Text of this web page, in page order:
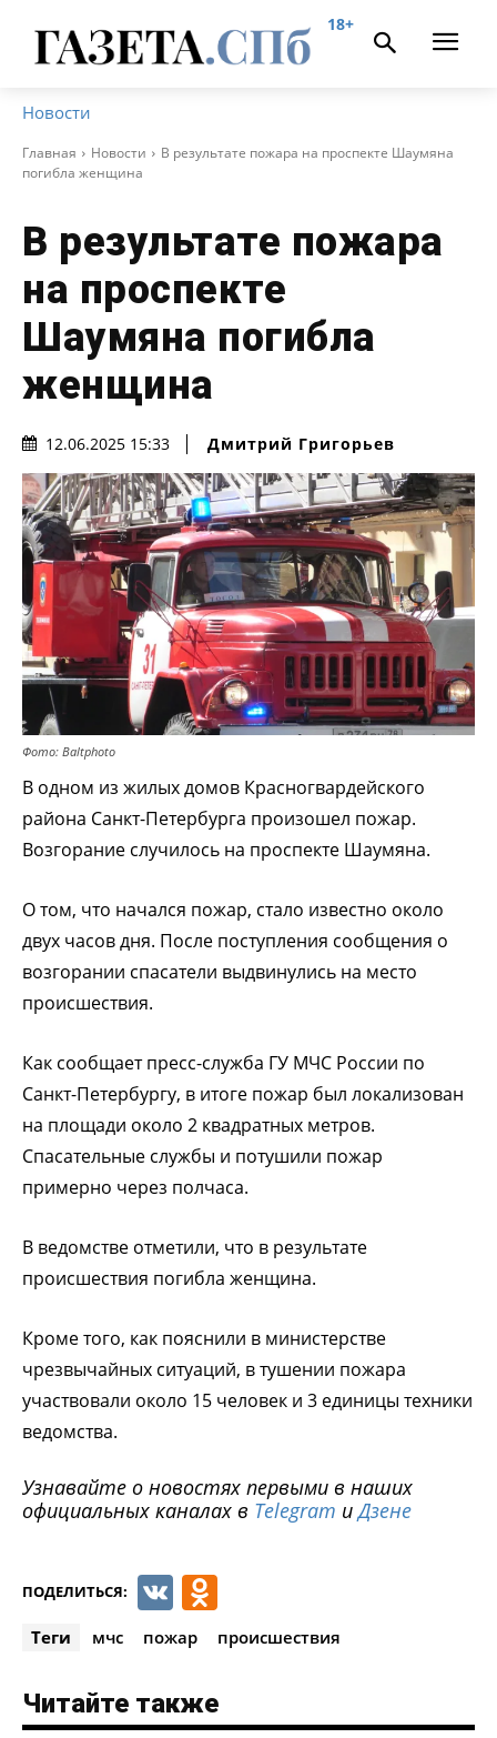
18+
Новости
Главная Новости
В результате пожара на проспекте Шаумяна
погибла женщина
В результате пожара
на проспекте
Шаумяна погибла
женщина
12.06.2025 15:33 Дмитрий Григорьев
Фото: Baltphoto
В одном из жилых домов Красногвардейского
района Санкт-Петербурга произошел пожар.
Возгорание случилось на проспекте Шаумяна.
О том, что начался пожар, стало известно около
двух часов дня. После поступления сообщения о
возгорании спасатели выдвинулись на место
происшествия.
Как сообщает пресс-служба ГУ МЧС России по
Санкт-Петербургу, в итоге пожар был локализован
на площади около 2 квадратных метров.
Спасательные службы и потушили пожар
примерно через полчаса.
В ведомстве отметили, что в результате
происшествия погибла женщина.
Кроме того, как пояснили в министерстве
чрезвычайных ситуаций, в тушении пожара
участвовали около 15 человек и 3 единицы техники
ведомства.
Узнавайте о новостях первыми в наших
официальных каналах в Telegram иДзене
ПОДЕЛИТЬСЯ: VK
Теги мчс пожар происшествия
Читайте также